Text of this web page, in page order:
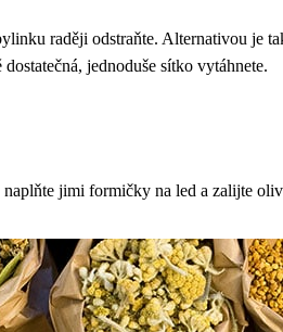
raději odstraňte. Alternativou je
jednoduše sítko vytáhnete.
jimi formičky na led a zalijte